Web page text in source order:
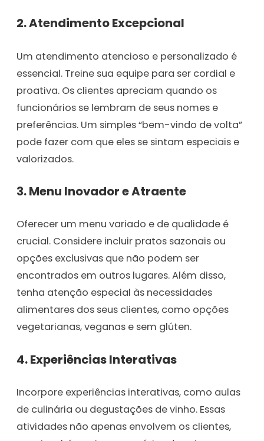
2.Atendimento Excepcional
Um atendimento atencioso e personalizado é
essencial. Treine sua equipe para ser cordial e
proativa. Os clientes apreciam quando os
funcionários se lembram de seus nomes e
preferências. Um simples “bem-vindo de volta”
pode fazer com que eles se sintam especiais e
valorizados.
3.Menu Inovador e Atraente
Oferecer um menu variado e de qualidade é
crucial. Considere incluir pratos sazonais ou
opções exclusivas que não podem ser
encontrados em outros lugares. Além disso,
tenha atenção especial às necessidades
alimentares dos seus clientes, como opções
vegetarianas, veganas e sem glúten.
4.Experiências Interativas
Incorpore experiências interativas, como aulas
de culinária ou degustações de vinho. Essas
atividades não apenas envolvem os clientes,